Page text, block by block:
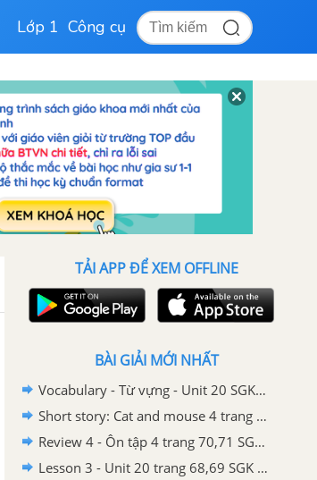
Lớp 1 Công cụ
TẢI APP ĐỂ XEM OFFLINE
BÀI GIẢI MỚI NHẤT
Vocabulary - Từ vựng - Unit 20 SGK Tiếng Anh 3 mới
Short story: Cat and mouse 4 trang 72,73 SGK Tiếng Anh lớp 3
Review 4 - Ôn tập 4 trang 70,71 SGK Tiếng Anh lớp 3
Lesson 3 - Unit 20 trang 68,69 SGK Tiếng Anh lớp 3